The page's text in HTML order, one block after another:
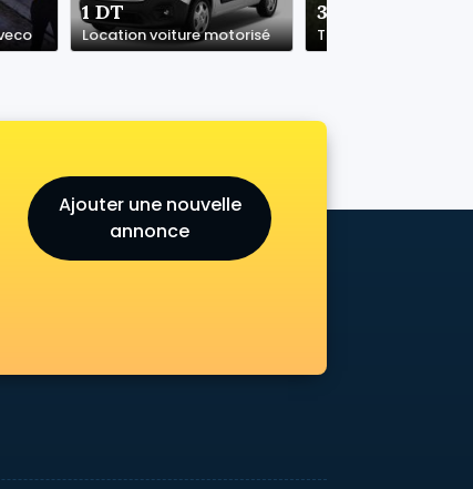
1 DT
Location voiture motorisé
30 500 DT
Toyota Yaris Sedan
Ajouter une nouvelle
annonce